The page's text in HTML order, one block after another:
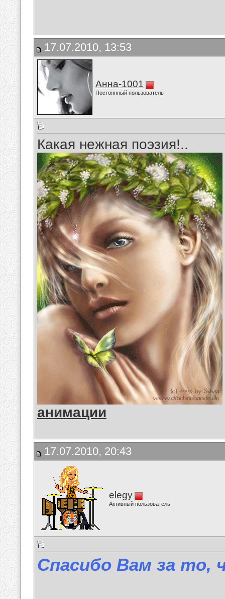
17.07.2010, 13:53
Анна-1001
Постоянный пользователь
Какая нежная поэзия!..
анимации
17.07.2010, 20:43
elegy
Активный пользователь
Спасибо Вам за то,